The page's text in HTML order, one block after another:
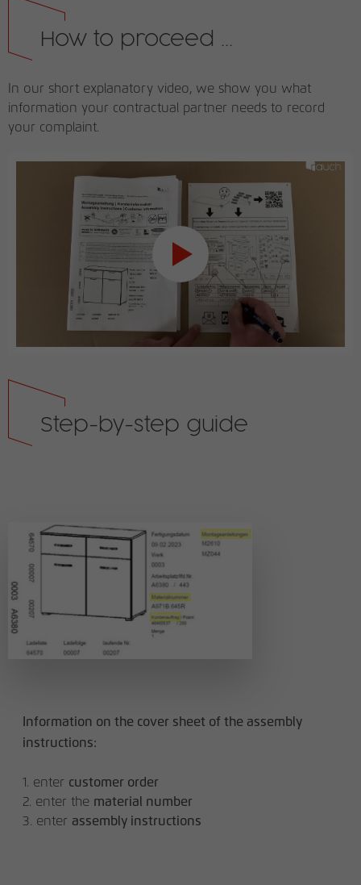
How to proceed ...
In our short explanatory video, we show you what
information your contractual partner needs to record
your complaint.
Step-by-step guide
Information on the cover sheet of the assembly
instructions:
1. enter customer order
2. enter the material number
3. enter assembly instructions